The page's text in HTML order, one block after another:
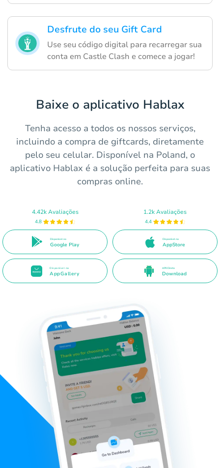
Desfrute do seu Gift Card
Use seu código digital para recarregar sua
conta em Castle Clash e comece a jogar!
Baixe o aplicativo Hablax
Tenha acesso a todos os nossos serviços,
incluindo a compra de giftcards, diretamente
pelo seu celular. Disponível na Poland, o
aplicativo Hablax é a solução perfeita para suas
compras online.
4.42k Avaliações
4.8
Disponível no
Google Play
1.2k Avaliações
4.4
Disponível na
AppStore
Disponível na
AppGallery
APK Direto
Download